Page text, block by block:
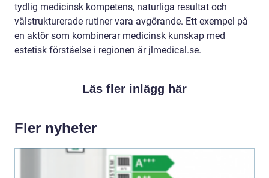
tydlig medicinsk kompetens, naturliga resultat och
välstrukturerade rutiner vara avgörande. Ett exempel på
en aktör som kombinerar medicinsk kunskap med
estetisk förståelse i regionen är jlmedical.se.
Läs fler inlägg här
Fler nyheter